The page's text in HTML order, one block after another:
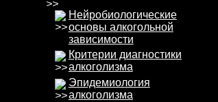
Нейробиологические
основы алкогольной
зависимости
Критерии диагностики
алкоголизма
Эпидемиология
алкоголизма